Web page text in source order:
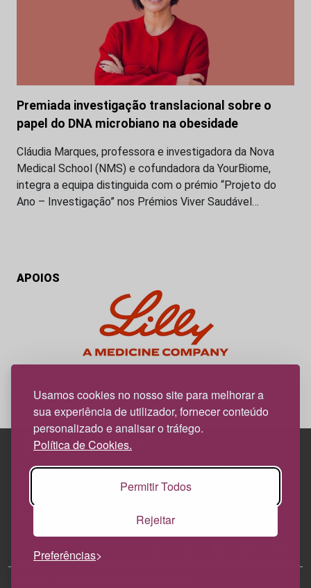
Usamos cookies no nosso site para melhorar a
sua experiência de utilizador, fornecer conteúdo
personalizado e analisar o tráfego.
Política de Cookies.
Permitir Todos
Rejeitar
Preferências
Premiada investigação translacional sobre o
papel do DNA microbiano na obesidade
Cláudia Marques, professora e investigadora da Nova
Medical School (NMS) e cofundadora da YourBiome,
integra a equipa distinguida com o prémio “Projeto do
Ano – Investigação” nos Prémios Viver Saudável…
APOIOS
News Farma, possível com o apoio da Lilly.
Edif. Lisboa Oriente | Av. Infante D. Henrique, n.º 333H, esc.
1800-282 Lisboa | Portugal